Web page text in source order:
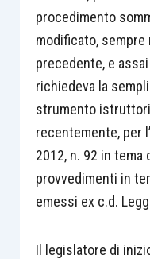
procedimento
modificato,
precedente, e
richiedeva la
strumento
recentemente, per
2012, n. 92 in tema
provvedimenti in
emessi ex c.d.
Il legislatore di